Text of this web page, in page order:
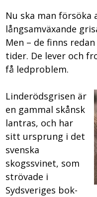
Nu ska man försöka
långsamväxande
Men – de finns
tider. De lever och
få ledproblem.
Linderödsgrisen är
en gammal skånsk
lantras, och har
sitt ursprung i det
svenska
skogssvinet, som
strövade i
Sydsveriges bok-